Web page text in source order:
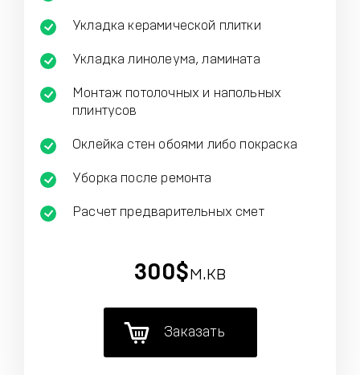
Укладка керамической плитки
Укладка линолеума, ламината
Монтаж потолочных и напольных
плинтусов
Оклейка стен обоями либо покраска
Уборка после ремонта
Расчет предварительных смет
300$м.кв
Заказать